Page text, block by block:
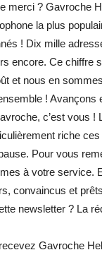
merci ? Gavroche
la plus
! Dix mille
encore. Ce chiffre
et nous en
! Avançons
c’est vous !
riche
Pour vous
à votre service.
convaincus et
newsletter ? La
Gavroche